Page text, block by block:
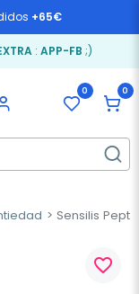
+65€
: APP-FB ;)
0 0
Sensilis
favorite_border